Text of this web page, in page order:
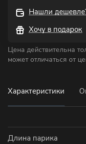
Нашли
Хочу в подарок
Цена действительна
может отличаться от
Характеристики
Длина парика